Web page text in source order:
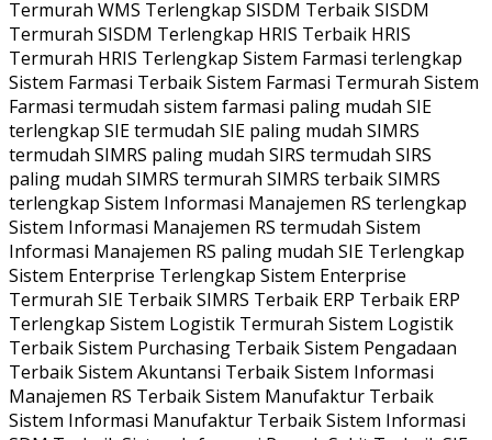
Termurah WMS Terlengkap SISDM Terbaik SISDM
Termurah SISDM Terlengkap HRIS Terbaik HRIS
Termurah HRIS Terlengkap Sistem Farmasi terlengkap
Sistem Farmasi Terbaik Sistem Farmasi Termurah Sistem
Farmasi termudah sistem farmasi paling mudah SIE
terlengkap SIE termudah SIE paling mudah SIMRS
termudah SIMRS paling mudah SIRS termudah SIRS
paling mudah SIMRS termurah SIMRS terbaik SIMRS
terlengkap Sistem Informasi Manajemen RS terlengkap
Sistem Informasi Manajemen RS termudah Sistem
Informasi Manajemen RS paling mudah SIE Terlengkap
Sistem Enterprise Terlengkap Sistem Enterprise
Termurah SIE Terbaik SIMRS Terbaik ERP Terbaik ERP
Terlengkap Sistem Logistik Termurah Sistem Logistik
Terbaik Sistem Purchasing Terbaik Sistem Pengadaan
Terbaik Sistem Akuntansi Terbaik Sistem Informasi
Manajemen RS Terbaik Sistem Manufaktur Terbaik
Sistem Informasi Manufaktur Terbaik Sistem Informasi